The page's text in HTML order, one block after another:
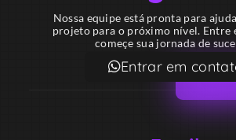
Nossa equipe está pronta para
projeto para o próximo nível. Entre
começe sua jornada de
Entrar em